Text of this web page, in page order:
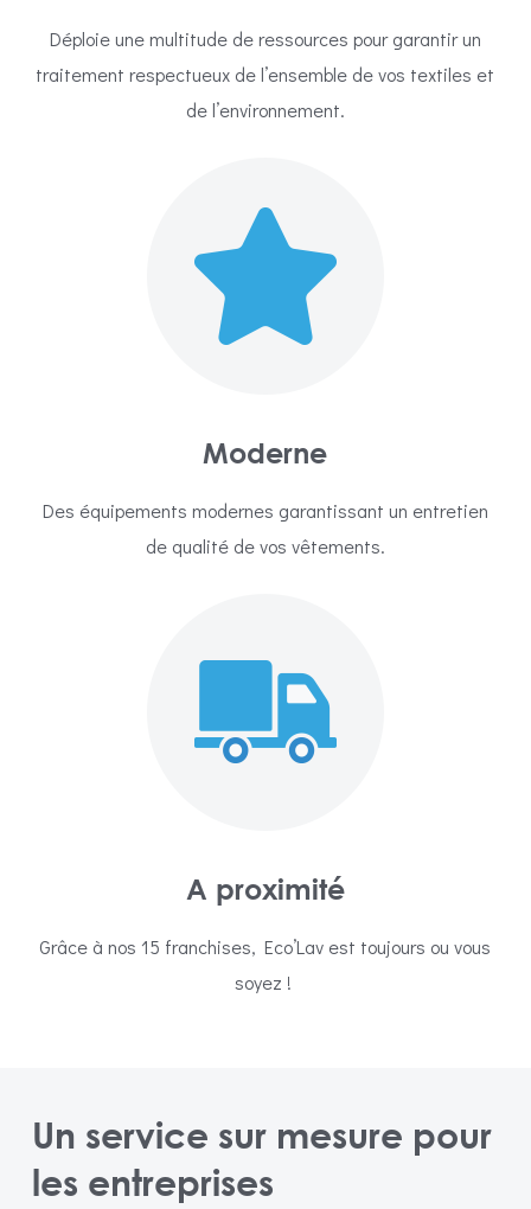
Déploie une multitude de ressources pour garantir un
traitement respectueux de l’ensemble de vos textiles et
de l’environnement.
Moderne
Des équipements modernes garantissant un entretien
de qualité de vos vêtements.
A proximité
Grâce à nos 15 franchises, Eco’Lav est toujours ou vous
soyez !
Un service sur mesure pour
les entreprises